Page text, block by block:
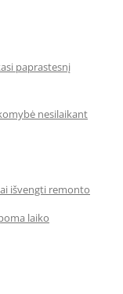
paprastesnį
nesilaikant
išvengti remonto
laiko